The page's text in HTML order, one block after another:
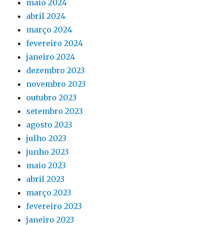
maio 2024
abril 2024
março 2024
fevereiro 2024
janeiro 2024
dezembro 2023
novembro 2023
outubro 2023
setembro 2023
agosto 2023
julho 2023
junho 2023
maio 2023
abril 2023
março 2023
fevereiro 2023
janeiro 2023